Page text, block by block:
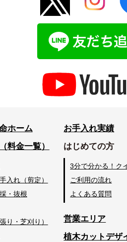
ホーム
料金一覧）
入れ（剪定）
・抜根
り・芝刈り）
お手入れ実績
はじめての方
3分で分かる！ク
ご利用の流れ
よくある質問
営業エリア
植木カットデザ